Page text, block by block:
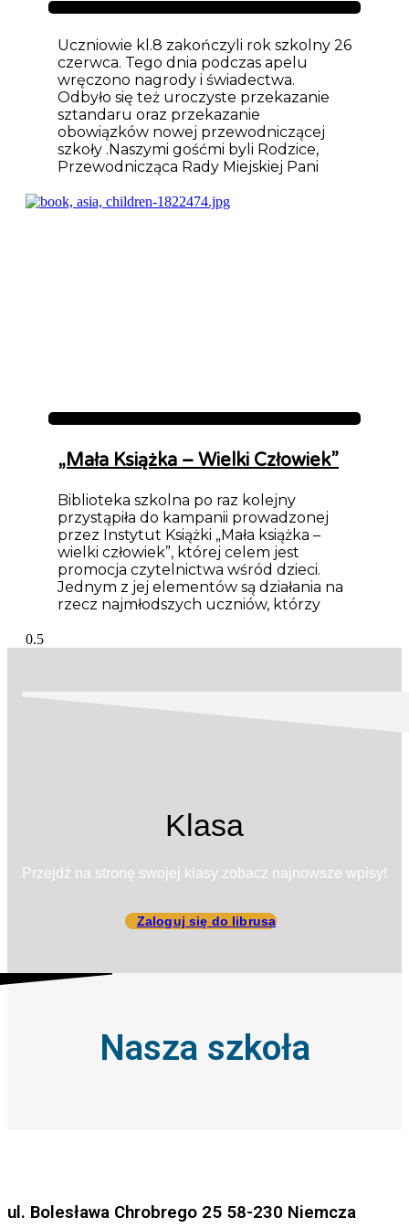
Aktualności
Uczniowie kl.8 zakończyli rok szkolny 26
czerwca. Tego dnia podczas apelu
wręczono nagrody i świadectwa.
Odbyło się też uroczyste przekazanie
sztandaru oraz przekazanie
obowiązków nowej przewodniczącej
szkoły .Naszymi gośćmi byli Rodzice,
Przewodnicząca Rady Miejskiej Pani
Aktualności
„Mała Książka – Wielki Człowiek”
Biblioteka szkolna po raz kolejny
przystąpiła do kampanii prowadzonej
przez Instytut Książki „Mała książka –
wielki człowiek”, której celem jest
promocja czytelnictwa wśród dzieci.
Jednym z jej elementów są działania na
rzecz najmłodszych uczniów, którzy
Klasa
Przejdź na stronę swojej klasy zobacz najnowsze wpisy!
Zaloguj się do librusa
Nasza szkoła
ul. Bolesława Chrobrego 25 58-230 Niemcza